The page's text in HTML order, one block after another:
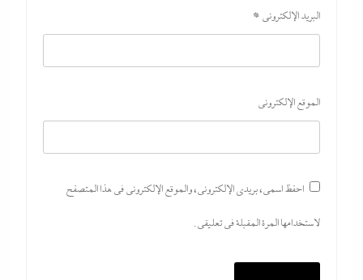
البريد الإلكتروني *
الموقع الإلكتروني
احفظ اسمي، بريدي الإلكتروني، والموقع الإلكتروني في هذا المتصفح
لاستخدامها المرة المقبلة في تعليقي.
9 أغسطس، 2026
حماس ولن تكون هناك دولة فلسطينية ولا إيران نووية